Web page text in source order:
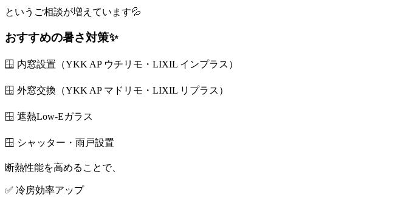
というご相談が増えています💦
おすすめの暑さ対策✨
🪟 内窓設置（YKK AP ウチリモ・LIXIL インプラス）
🪟 外窓交換（YKK AP マドリモ・LIXIL リプラス）
🪟 遮熱Low-Eガラス
🪟 シャッター・雨戸設置
断熱性能を高めることで、
✅ 冷房効率アップ